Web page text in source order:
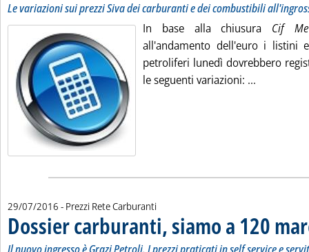
Le variazioni sui prezzi Siva dei carburanti e dei combustibili
In base alla chiusura Cif
all'andamento dell'euro i listini
petroliferi lunedì dovrebbero
le seguenti variazioni: ...
29/07/2016 - Prezzi Rete Carburanti
Dossier carburanti, siamo a 120